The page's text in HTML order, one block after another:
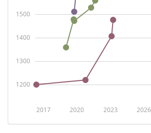
2017 2020 2023 2026
1200
1300
1400
1500